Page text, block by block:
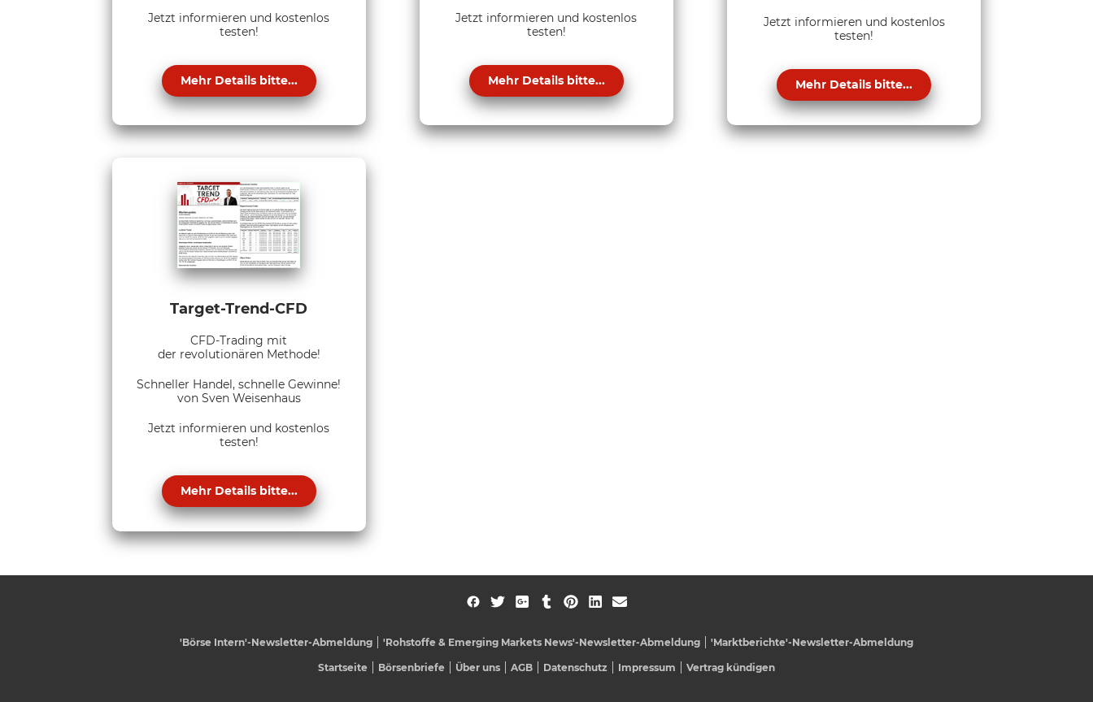
Jetzt informieren und kostenlos
testen!
Mehr Details bitte...
Jetzt informieren und kostenlos
testen!
Mehr Details bitte...
Jetzt informieren und kostenlos
testen!
Mehr Details bitte...
Target-Trend-CFD
CFD-Trading mit
der revolutionären Methode!
Schneller Handel, schnelle Gewinne!
von Sven Weisenhaus
Jetzt informieren und kostenlos
testen!
Mehr Details bitte...
'Börse Intern'-Newsletter-Abmeldung 'Rohstoffe & Emerging Markets News'-Newsletter-Abmeldung 'Marktberichte'-Newsletter-Abmeldung
Startseite Börsenbriefe Über uns AGB Datenschutz Impressum Vertrag kündigen